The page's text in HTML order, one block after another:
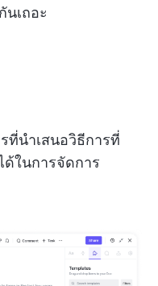
เถอะ
ที่นำเสนอวิธีการที่
ในการจัดการ